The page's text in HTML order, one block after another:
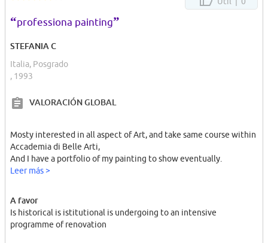
“professiona painting”
STEFANIA C
Italia, Posgrado
, 1993
VALORACIÓN GLOBAL
Mosty interested in all aspect of Art, and take same course within
Accademia di Belle Arti,
And I have a portfolio of my painting to show eventually.
Leer más >
A favor
Is historical is istitutional is undergoing to an intensive
programme of renovation